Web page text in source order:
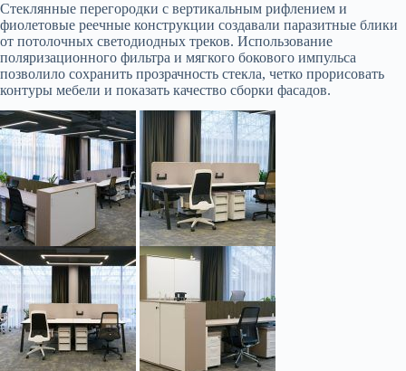
Стеклянные перегородки с вертикальным рифлением и
фиолетовые реечные конструкции создавали паразитные блики
от потолочных светодиодных треков. Использование
поляризационного фильтра и мягкого бокового импульса
позволило сохранить прозрачность стекла, четко прорисовать
контуры мебели и показать качество сборки фасадов.